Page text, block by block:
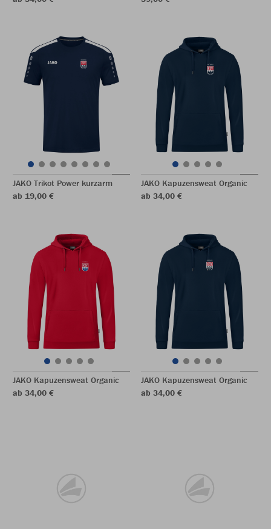
JAKO Trikot Power kurzarm
ab 19,00 €
JAKO Kapuzensweat Organic
ab 34,00 €
JAKO Kapuzensweat Organic
ab 34,00 €
JAKO Kapuzensweat Organic
ab 34,00 €